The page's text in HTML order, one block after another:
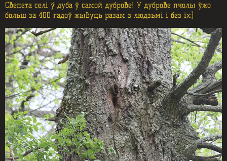
Свепета селі ў дуба ў самой дуброве! У дуброве пчолы ўжо
больш за 400 гадоў жывуць разам з людзьмі і без іх:)